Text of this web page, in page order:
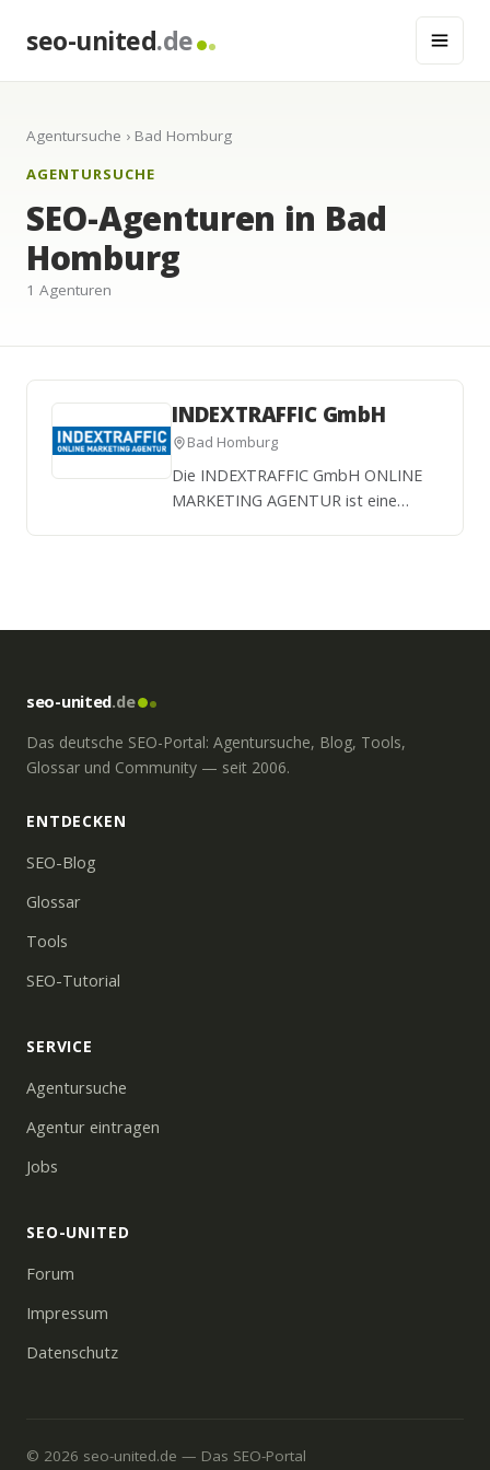
seo-united.de
Agentursuche › Bad Homburg
AGENTURSUCHE
SEO-Agenturen in Bad
Homburg
1 Agenturen
INDEXTRAFFIC GmbH
Bad Homburg
Die INDEXTRAFFIC GmbH ONLINE
MARKETING AGENTUR ist eine
seo-united.de
Das deutsche SEO-Portal: Agentursuche, Blog, Tools,
Glossar und Community — seit 2006.
ENTDECKEN
SEO-Blog
Glossar
Tools
SEO-Tutorial
SERVICE
Agentursuche
Agentur eintragen
Jobs
SEO-UNITED
Forum
Impressum
Datenschutz
© 2026 seo-united.de — Das SEO-Portal